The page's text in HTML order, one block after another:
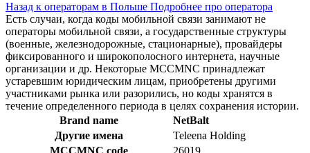
Назад к операторам в Польше Подробнее про оператора
Есть случаи, когда коды мобильной связи занимают не
операторы мобильной связи, а государственные структуры
(военные, железнодорожные, стационарные), провайдеры
фиксированного и широкополосного интернета, научные
организации и др. Некоторые MCCMNC принадлежат
устаревшим юридическим лицам, приобретены другими
участниками рынка или разорились, но коды хранятся в
течение определенного периода в целях сохранения истории.
Brand name
NetBalt
Другие имена
Teleena Holding